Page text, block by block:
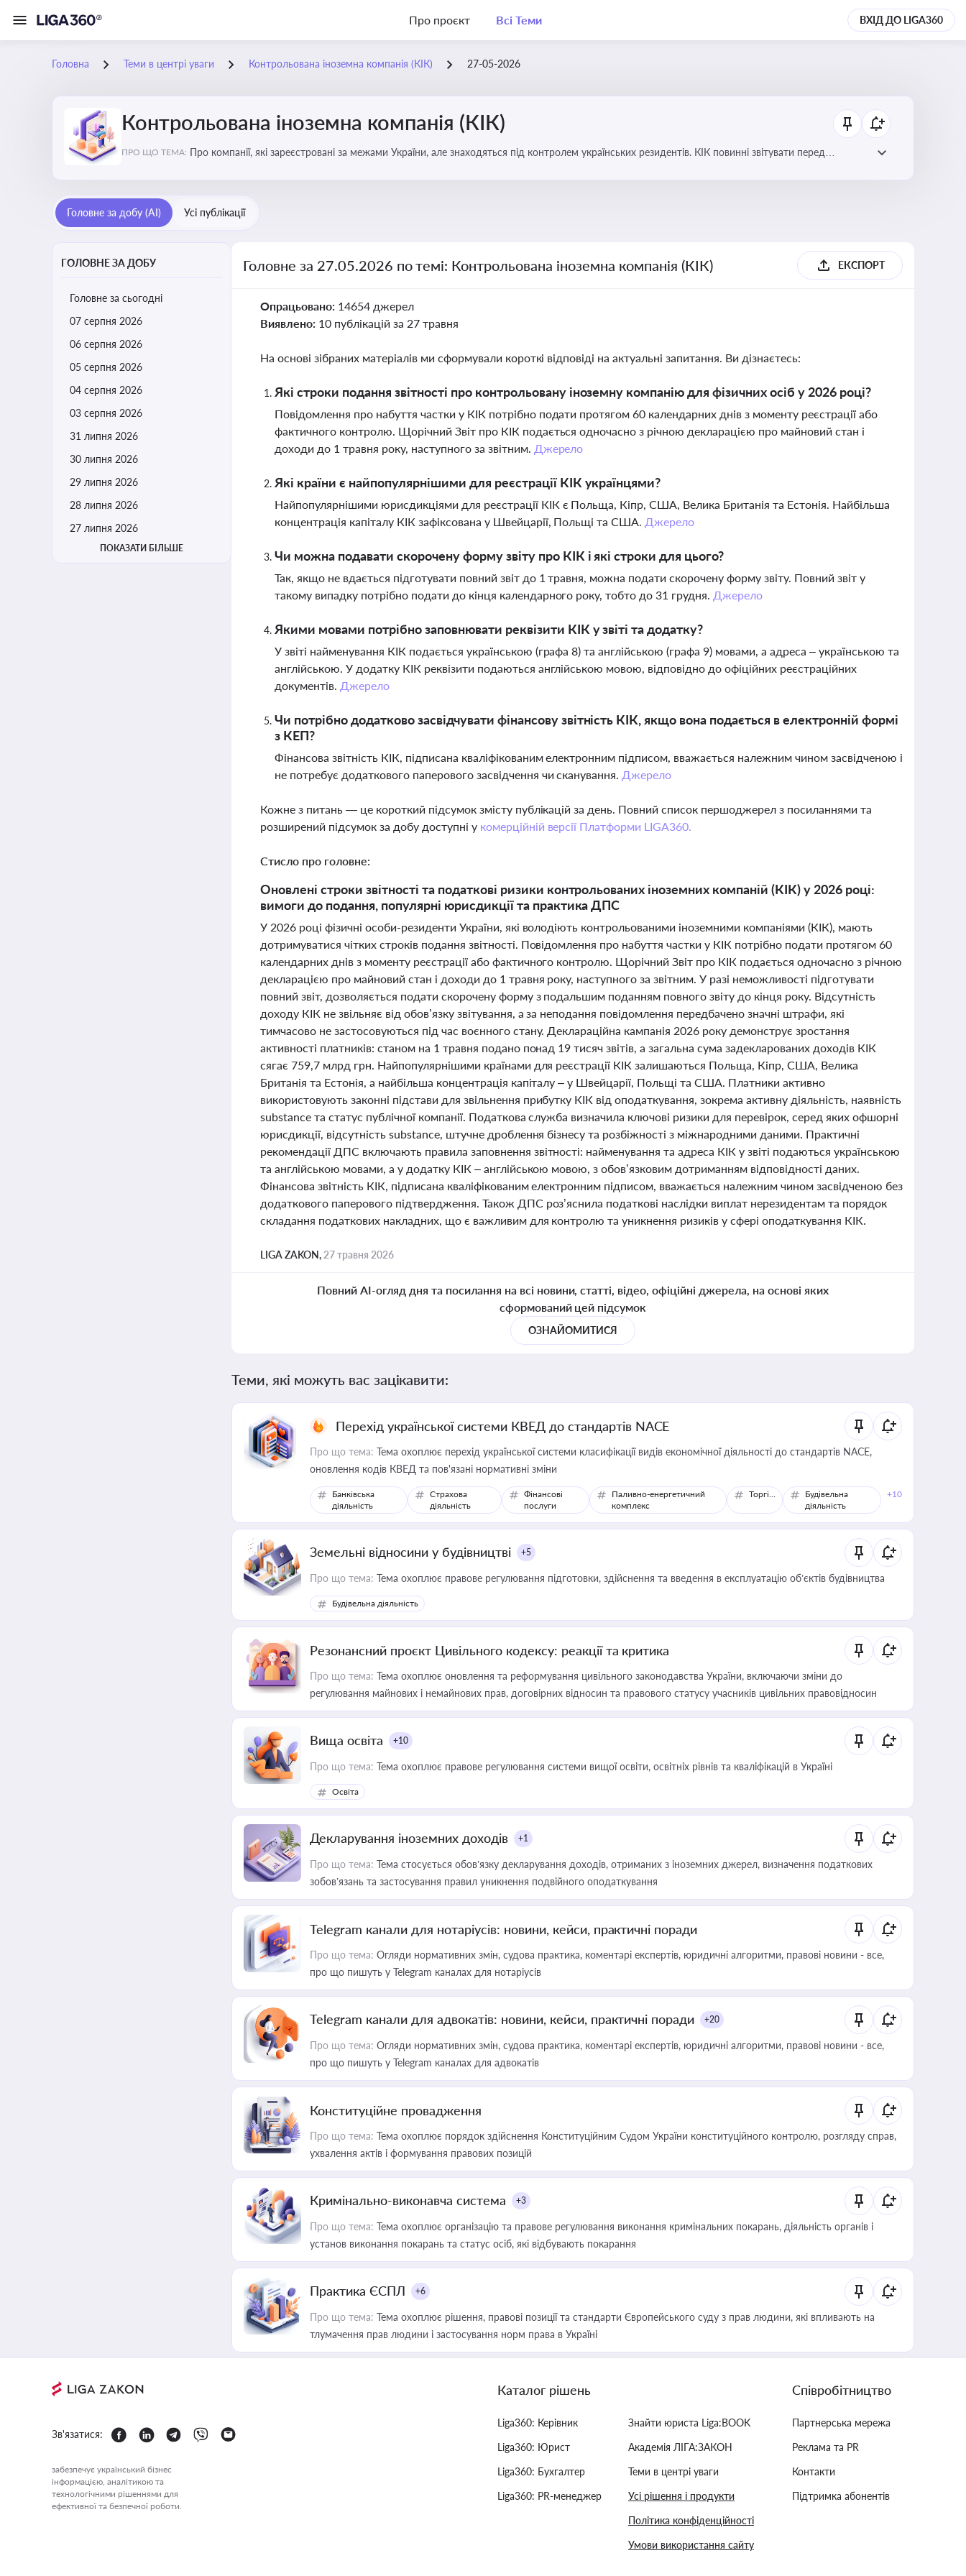
Про проєкт Всі Теми ВХІД ДО LIGA360
Головна Теми в центрі уваги Контрольована іноземна компанія (КІК) 27-05-2026
Контрольована іноземна компанія (КІК)
ПРО ЩО ТЕМА: Про компанії, які зареєстровані за межами України, але знаходяться під контролем українських резидентів. КІК повинні звітувати перед
Головне за добу (AI) Усі публікації
ГОЛОВНЕ ЗА ДОБУ
Головне за сьогодні
07 серпня 2026
06 серпня 2026
05 серпня 2026
04 серпня 2026
03 серпня 2026
31 липня 2026
30 липня 2026
29 липня 2026
28 липня 2026
27 липня 2026
ПОКАЗАТИ БІЛЬШЕ
Головне за 27.05.2026 по темі: Контрольована іноземна компанія (КІК) ЕКСПОРТ
Опрацьовано: 14654 джерел
Виявлено: 10 публікацій за 27 травня
На основі зібраних матеріалів ми сформували короткі відповіді на актуальні запитання. Ви дізнаєтесь:
Які строки подання звітності про контрольовану іноземну компанію для фізичних осіб у 2026 році?
Повідомлення про набуття частки у КІК потрібно подати протягом 60 календарних днів з моменту реєстрації або
фактичного контролю. Щорічний Звіт про КІК подається одночасно з річною декларацією про майновий стан і
доходи до 1 травня року, наступного за звітним. Джерело
Які країни є найпопулярнішими для реєстрації КІК українцями?
Найпопулярнішими юрисдикціями для реєстрації КІК є Польща, Кіпр, США, Велика Британія та Естонія. Найбільша
концентрація капіталу КІК зафіксована у Швейцарії, Польщі та США. Джерело
Чи можна подавати скорочену форму звіту про КІК і які строки для цього?
Так, якщо не вдається підготувати повний звіт до 1 травня, можна подати скорочену форму звіту. Повний звіт у
такому випадку потрібно подати до кінця календарного року, тобто до 31 грудня. Джерело
Якими мовами потрібно заповнювати реквізити КІК у звіті та додатку?
У звіті найменування КІК подається українською (графа 8) та англійською (графа 9) мовами, а адреса – українською та
англійською. У додатку КІК реквізити подаються англійською мовою, відповідно до офіційних реєстраційних
документів. Джерело
Чи потрібно додатково засвідчувати фінансову звітність КІК, якщо вона подається в електронній формі
з КЕП?
Фінансова звітність КІК, підписана кваліфікованим електронним підписом, вважається належним чином засвідченою і
не потребує додаткового паперового засвідчення чи сканування. Джерело
Кожне з питань — це короткий підсумок змісту публікацій за день. Повний список першоджерел з посиланнями та
розширений підсумок за добу доступні у комерційній версії Платформи LIGA360.
Стисло про головне:
Оновлені строки звітності та податкові ризики контрольованих іноземних компаній (КІК) у 2026 році:
вимоги до подання, популярні юрисдикції та практика ДПС
У 2026 році фізичні особи-резиденти України, які володіють контрольованими іноземними компаніями (КІК), мають
дотримуватися чітких строків подання звітності. Повідомлення про набуття частки у КІК потрібно подати протягом 60
календарних днів з моменту реєстрації або фактичного контролю. Щорічний Звіт про КІК подається одночасно з річною
декларацією про майновий стан і доходи до 1 травня року, наступного за звітним. У разі неможливості підготувати
повний звіт, дозволяється подати скорочену форму з подальшим поданням повного звіту до кінця року. Відсутність
доходу КІК не звільняє від обов’язку звітування, а за неподання повідомлення передбачено значні штрафи, які
тимчасово не застосовуються під час воєнного стану. Деклараційна кампанія 2026 року демонструє зростання
активності платників: станом на 1 травня подано понад 19 тисяч звітів, а загальна сума задекларованих доходів КІК
сягає 759,7 млрд грн. Найпопулярнішими країнами для реєстрації КІК залишаються Польща, Кіпр, США, Велика
Британія та Естонія, а найбільша концентрація капіталу – у Швейцарії, Польщі та США. Платники активно
використовують законні підстави для звільнення прибутку КІК від оподаткування, зокрема активну діяльність, наявність
substance та статус публічної компанії. Податкова служба визначила ключові ризики для перевірок, серед яких офшорні
юрисдикції, відсутність substance, штучне дроблення бізнесу та розбіжності з міжнародними даними. Практичні
рекомендації ДПС включають правила заповнення звітності: найменування та адреса КІК у звіті подаються українською
та англійською мовами, а у додатку КІК – англійською мовою, з обов’язковим дотриманням відповідності даних.
Фінансова звітність КІК, підписана кваліфікованим електронним підписом, вважається належним чином засвідченою без
додаткового паперового підтвердження. Також ДПС роз’яснила податкові наслідки виплат нерезидентам та порядок
складання податкових накладних, що є важливим для контролю та уникнення ризиків у сфері оподаткування КІК.
LIGA ZAKON, 27 травня 2026
Повний AI-огляд дня та посилання на всі новини, статті, відео, офіційні джерела, на основі яких
сформований цей підсумок
ОЗНАЙОМИТИСЯ
Теми, які можуть вас зацікавити:
Перехід української системи КВЕД до стандартів NACE
Про що тема: Тема охоплює перехід української системи класифікації видів економічної діяльності до стандартів NACE,
оновлення кодів КВЕД та пов'язані нормативні зміни
Банківська
діяльність
Страхова
діяльність
Фінансові
послуги
Паливно-енергетичний
комплекс
Торгівля
Будівельна
діяльність
+10
Земельні відносини у будівництві +5
Про що тема: Тема охоплює правове регулювання підготовки, здійснення та введення в експлуатацію об’єктів будівництва
Будівельна діяльність
Резонансний проєкт Цивільного кодексу: реакції та критика
Про що тема: Тема охоплює оновлення та реформування цивільного законодавства України, включаючи зміни до
регулювання майнових і немайнових прав, договірних відносин та правового статусу учасників цивільних правовідносин
Вища освіта +10
Про що тема: Тема охоплює правове регулювання системи вищої освіти, освітніх рівнів та кваліфікацій в Україні
Освіта
Декларування іноземних доходів +1
Про що тема: Тема стосується обов’язку декларування доходів, отриманих з іноземних джерел, визначення податкових
зобов’язань та застосування правил уникнення подвійного оподаткування
Telegram канали для нотаріусів: новини, кейси, практичні поради
Про що тема: Огляди нормативних змін, судова практика, коментарі експертів, юридичні алгоритми, правові новини - все,
про що пишуть у Telegram каналах для нотаріусів
Telegram канали для адвокатів: новини, кейси, практичні поради +20
Про що тема: Огляди нормативних змін, судова практика, коментарі експертів, юридичні алгоритми, правові новини - все,
про що пишуть у Telegram каналах для адвокатів
Конституційне провадження
Про що тема: Тема охоплює порядок здійснення Конституційним Судом України конституційного контролю, розгляду справ,
ухвалення актів і формування правових позицій
Кримінально-виконавча система +3
Про що тема: Тема охоплює організацію та правове регулювання виконання кримінальних покарань, діяльність органів і
установ виконання покарань та статус осіб, які відбувають покарання
Практика ЄСПЛ +6
Про що тема: Тема охоплює рішення, правові позиції та стандарти Європейського суду з прав людини, які впливають на
тлумачення прав людини і застосування норм права в Україні
Зв'язатися:
забезпечує український бізнес
інформацією, аналітикою та
технологічними рішеннями для
ефективної та безпечної роботи.
Каталог рішень
Liga360: Керівник
Liga360: Юрист
Liga360: Бухгалтер
Liga360: PR-менеджер
Знайти юриста Liga:BOOK
Академія ЛІГА:ЗАКОН
Теми в центрі уваги
Усі рішення і продукти
Політика конфіденційності
Умови використання сайту
Співробітництво
Партнерська мережа
Реклама та PR
Контакти
Підтримка абонентів